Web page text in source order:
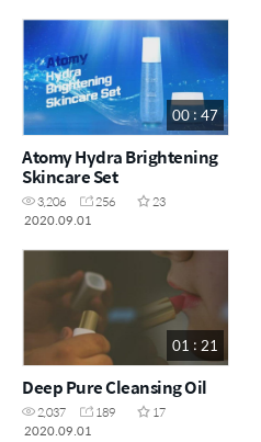
00 : 47
Atomy Hydra Brightening
Skincare Set
3,206 256
23
2020.09.01
01 : 21
Deep Pure Cleansing Oil
2,037 189
17
2020.09.01